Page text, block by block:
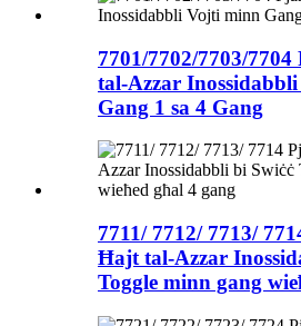
7701/7702/7703/
tal-Azzar
Gang 1 sa 4 Gang
7711/ 7712/ 7713/
Ħajt tal-Azzar
Toggle minn gang